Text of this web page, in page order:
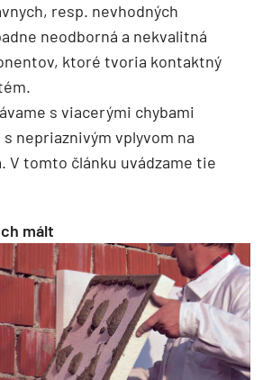
resp. nevhodných
neodborná a nekvalitná
ktoré tvoria kontaktný
s viacerými chybami
nepriaznivým vplyvom na
V tomto článku uvádzame tie
mált